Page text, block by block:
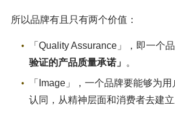
所以品牌有且只有两个价值：
「Quality Assurance」，即一个
验证的产品质量承诺」 。
「Image」，一个品牌要能够为
认同，从精神层面和消费者去建立